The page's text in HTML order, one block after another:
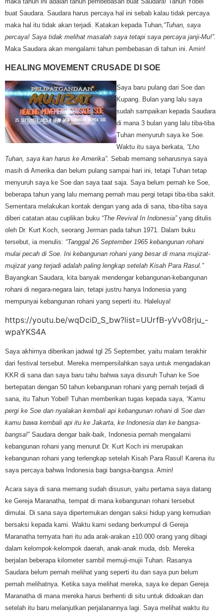
buat Saudara. Saudara harus percaya hal ini sebab kalau tidak percaya
maka hal itu tidak akan terjadi. Katakan kepada Tuhan,“Tuhan, saya
percaya! Saya tidak melihat masalah saya tetapi saya percaya janji-Mu!”.
Maka Saudara akan mengalami tahun pembebasan di tahun ini. Amin!
HEALING MOVEMENT CRUSADE DI SOE
Saya baru pulang dari Soe dan
Kupang. Bulan yang lalu saya
sudah sampaikan kepada Saudara
di mana 3 bulan yang lalu tiba-tiba
Tuhan menyuruh saya ke Soe.
Waktu itu saya berkata, “Lho
Tuhan, saya kan harus ke Amerika”. Sebab memang seharusnya saya
masih di Amerika dan belum pulang sampai hari ini, tetapi Tuhan tetap
menyuruh saya ke Soe dan saya taat saja. Saya belum pernah ke Soe,
beberapa tahun yang lalu memang pernah mau pergi tetapi tiba-tiba sakit.
Sementara melakukan kontak dengan yang ada di sana, tiba-tiba saya
diberi catatan atau cuplikan buku “The Revival In Indonesia”yang ditulis
oleh Dr. Kurt Koch, seorang Jerman pada tahun 1971. Dalam buku
tersebut, ia menulis: “Tanggal 26 September 1965 kebangunan rohani
mulai pecah di Soe. Ini kebangunan rohani yang besar di mana mujizat-
mujizat yang terjadi adalah paling lengkap setelah Kisah Para Rasul.”
Bayangkan Saudara, kita banyak mendengar kebangunan-kebangunan
rohani di negara-negara lain, tetapi justru hanya Indonesia yang
mempunyai kebangunan rohani yang seperti itu. Haleluya!
https://youtu.be/wqDciD_S_bw?list=UUrfB-yVv08rju_-
wpaYKS4A
Saya akhirnya diberikan jadwal tgl 25 September, yaitu malam terakhir
dari festival tersebut. Mereka mempersilahkan saya untuk mengadakan
KKR di sana dan saya baru tahu bahwa saya disuruh Tuhan ke Soe
bertepatan dengan 50 tahun kebangunan rohani yang pernah terjadi di
sana, itu Tahun Yobel! Tuhan memberikan tugas kepada saya, “Kamu
pergi ke Soe dan nyalakan kembali api kebangunan rohani di Soe dan
kamu bawa kembali api itu ke Jakarta, ke Indonesia dan ke bangsa-
bangsa!” Saudara dengar baik-baik, Indonesia pernah mengalami
kebangunan rohani yang menurut Dr. Kurt Koch ini merupakan
kebangunan rohani yang terlengkap setelah Kisah Para Rasul! Karena itu
saya percaya bahwa Indonesia bagi bangsa-bangsa. Amin!
Acara saya di sana memang sudah disusun, yaitu pertama saya datang
ke Gereja Maranatha, tempat di mana kebangunan rohani tersebut
dimulai. Di sana saya dipertemukan dengan saksi hidup yang kemudian
bersaksi kepada kami. Waktu kami sedang berkumpul di Gereja
Maranatha ternyata hari itu ada arak-arakan ±10.000 orang yang dibagi
dalam kelompok-kelompok daerah, anak-anak muda, dsb. Mereka
berjalan beberapa kilometer sambil memuji-mujii Tuhan. Rasanya
Saudara belum pernah melihat yang seperti itu dan saya pun belum
pernah melihatnya. Ketika saya melihat mereka, saya ke depan Gereja
Maranatha di mana mereka harus berhenti di situ untuk didoakan dan
setelah itu baru melanjutkan perjalanannya lagi. Saya melihat waktu itu